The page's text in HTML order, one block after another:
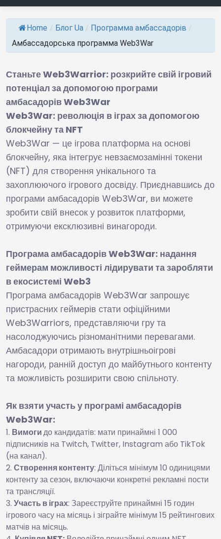
Home / Блог Ua / Программа амбассадорів /
Амбассадорська программа Web3War
СтаньтеWeb3Warrior: розкрийте свій ігровий
потенціал за допомогою програми
амбасадорівWeb3War
Web3War: революція в іграх за допомогою
блокчейну та NFT
Web3War — це ігрова платформа на основі
блокчейну, яка інтегрує невзаємозамінні токени
(NFT) для створення унікального та
захоплюючого ігрового досвіду. Приєднавшись до
програми амбасадорів Web3War, ви можете
зробити свій внесок у розвиток платформи,
отримуючи ексклюзивні винагороди.
Програма амбасадорів Web3War: надання
геймерам можливості лідирувати та заробляти
в екосистемі Web3
Програма амбасадорів Web3War запрошує
пристрасних геймерів стати офіційними
Web3Warriors, представляючи гру та
насолоджуючись різноманітними перевагами.
Амбасадори отримають внутрішньоігрові
нагороди, ранній доступ до майбутнього контенту
та можливість розширити свою спільноту.
Як взяти участь у програмі амбасадорів
Web3War:
Вимогидо кандидатів: мати принаймні 1 000
підписників на Twitch, Twitter, Instagram або TikTok
(на канал).
Створення контенту: Діліться мінімум 10 одиницями
контенту за сезон, включаючи конкретні рекламні пости
та трансляції.
Участь в іграх: Зареєструйте принаймні 15 годин
ігрового часу на місяць і зіграйте мінімум 15 рейтингових
матчів на місяць.